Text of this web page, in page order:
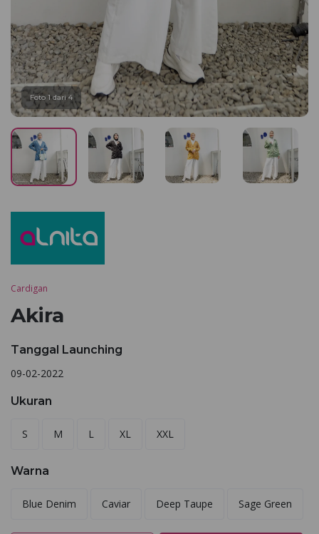
Foto 1 dari 4
Cardigan
Akira
Tanggal Launching
09-02-2022
Ukuran
S M L XL XXL
Warna
Blue Denim Caviar Deep Taupe Sage Green